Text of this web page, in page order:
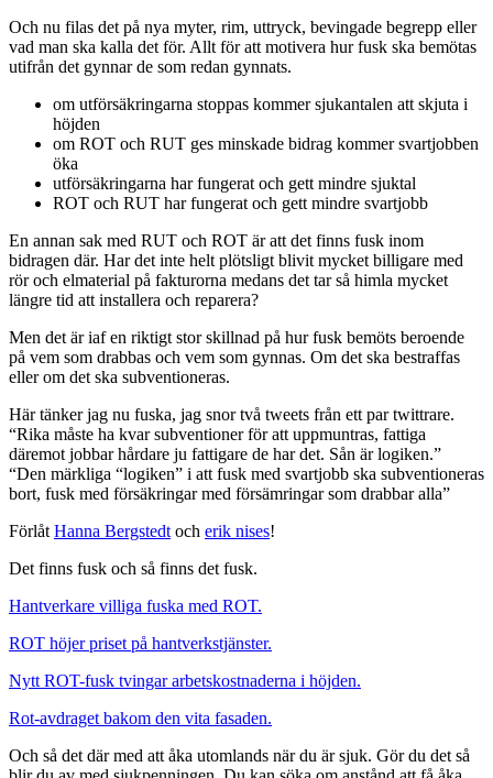
Och nu filas det på nya myter, rim, uttryck, bevingade begrepp eller
vad man ska kalla det för. Allt för att motivera hur fusk ska bemötas
utifrån det gynnar de som redan gynnats.
om utförsäkringarna stoppas kommer sjukantalen att skjuta i
höjden
om ROT och RUT ges minskade bidrag kommer svartjobben
öka
utförsäkringarna har fungerat och gett mindre sjuktal
ROT och RUT har fungerat och gett mindre svartjobb
En annan sak med RUT och ROT är att det finns fusk inom
bidragen där. Har det inte helt plötsligt blivit mycket billigare med
rör och elmaterial på fakturorna medans det tar så himla mycket
längre tid att installera och reparera?
Men det är iaf en riktigt stor skillnad på hur fusk bemöts beroende
på vem som drabbas och vem som gynnas. Om det ska bestraffas
eller om det ska subventioneras.
Här tänker jag nu fuska, jag snor två tweets från ett par twittrare.
“Rika måste ha kvar subventioner för att uppmuntras, fattiga
däremot jobbar hårdare ju fattigare de har det. Sån är logiken.”
“Den märkliga “logiken” i att fusk med svartjobb ska subventioneras
bort, fusk med försäkringar med försämringar som drabbar alla”
Förlåt Hanna Bergstedt och erik nises!
Det finns fusk och så finns det fusk.
Hantverkare villiga fuska med ROT.
ROT höjer priset på hantverkstjänster.
Nytt ROT-fusk tvingar arbetskostnaderna i höjden.
Rot-avdraget bakom den vita fasaden.
Och så det där med att åka utomlands när du är sjuk. Gör du det så